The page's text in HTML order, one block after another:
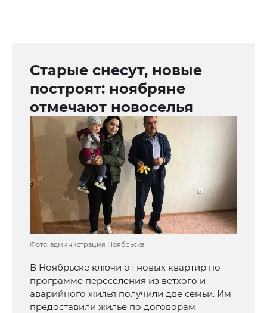
Старые снесут, новые
построят: ноябряне
отмечают новоселья
Фото: администрация Ноябрьска
В Ноябрьске ключи от новых квартир по
программе переселения из ветхого и
аварийного жилья получили две семьи. Им
предоставили жилье по договорам